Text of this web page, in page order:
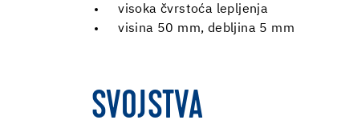
visoka čvrstoća lepljenja
visina 50 mm, debljina 5 mm
SVOJSTVA